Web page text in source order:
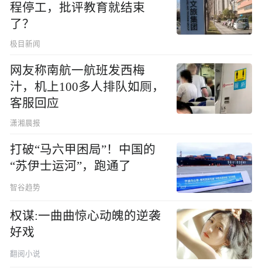
程停工，批评教育就结束
了？
极目新闻
网友称南航一航班发西梅
汁，机上100多人排队如厕，
客服回应
潇湘晨报
打破“马六甲困局”！中国的
“苏伊士运河”，跑通了
智谷趋势
权谋:一曲曲惊心动魄的逆袭
好戏
翻阅小说